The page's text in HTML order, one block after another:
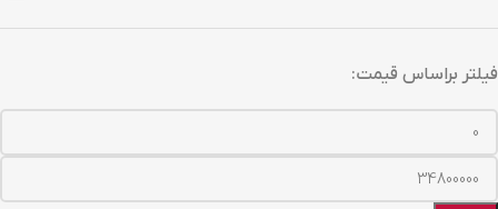
فیلتر براساس قیمت: